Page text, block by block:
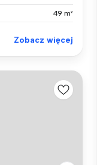
49 m²
Zobacz więcej